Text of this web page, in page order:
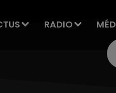
RADIO